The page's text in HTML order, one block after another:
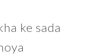
ke sada